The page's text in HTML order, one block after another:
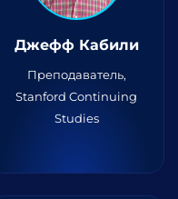
Джефф Кабили
Преподаватель,
Stanford Continuing
Studies